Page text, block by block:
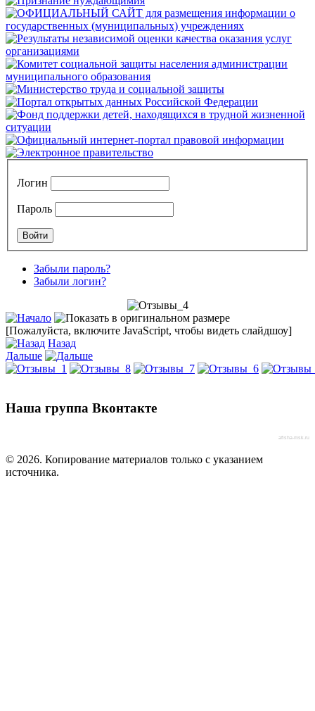
Логин
Пароль
Забыли пароль?
Забыли логин?
[Пожалуйста, включите JavaScript, чтобы видеть слайдшоу]
Назад
Дальше
Наша группа Вконтакте
afisha-msk.ru
© 2026. Копирование материалов только с указанием
источника.